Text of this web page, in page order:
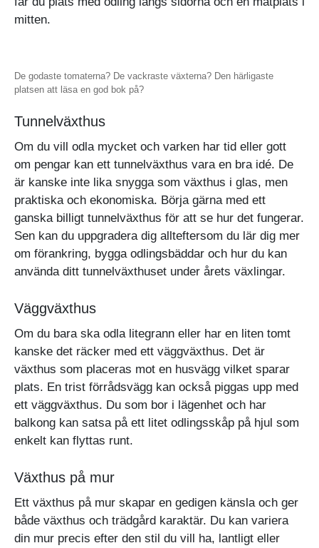
mitten.
De godaste tomaterna? De vackraste växterna? Den härligaste
platsen att läsa en god bok på?
Tunnelväxthus
Om du vill odla mycket och varken har tid eller gott
om pengar kan ett tunnelväxthus vara en bra idé. De
är kanske inte lika snygga som växthus i glas, men
praktiska och ekonomiska. Börja gärna med ett
ganska billigt tunnelväxthus för att se hur det fungerar.
Sen kan du uppgradera dig allteftersom du lär dig mer
om förankring, bygga odlingsbäddar och hur du kan
använda ditt tunnelväxthuset under årets växlingar.
Väggväxthus
Om du bara ska odla litegrann eller har en liten tomt
kanske det räcker med ett väggväxthus. Det är
växthus som placeras mot en husvägg vilket sparar
plats. En trist förrådsvägg kan också piggas upp med
ett väggväxthus. Du som bor i lägenhet och har
balkong kan satsa på ett litet odlingsskåp på hjul som
enkelt kan flyttas runt.
Växthus på mur
Ett växthus på mur skapar en gedigen känsla och ger
både växthus och trädgård karaktär. Du kan variera
din mur precis efter den stil du vill ha, lantligt eller